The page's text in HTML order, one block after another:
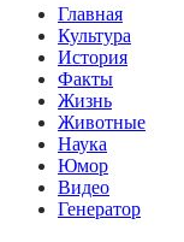
Главная
Культура
История
Факты
Жизнь
Животные
Наука
Юмор
Видео
Генератор